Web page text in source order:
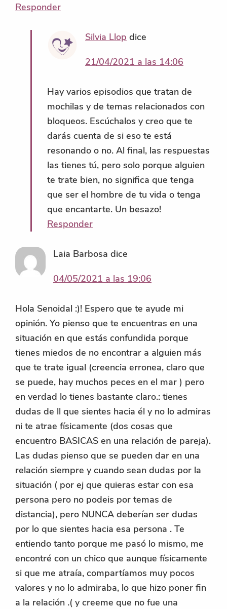
Responder
Silvia Llop dice
21/04/2021 a las 14:06
Hay varios episodios que tratan de
mochilas y de temas relacionados con
bloqueos. Escúchalos y creo que te
darás cuenta de si eso te está
resonando o no. Al final, las respuestas
las tienes tú, pero solo porque alguien
te trate bien, no significa que tenga
que ser el hombre de tu vida o tenga
que encantarte. Un besazo!
Responder
Laia Barbosa dice
04/05/2021 a las 19:06
Hola Senoidal :)! Espero que te ayude mi
opinión. Yo pienso que te encuentras en una
situación en que estás confundida porque
tienes miedos de no encontrar a alguien más
que te trate igual (creencia erronea, claro que
se puede, hay muchos peces en el mar ) pero
en verdad lo tienes bastante claro.: tienes
dudas de ll que sientes hacia él y no lo admiras
ni te atrae físicamente (dos cosas que
encuentro BASICAS en una relación de pareja).
Las dudas pienso que se pueden dar en una
relación siempre y cuando sean dudas por la
situación ( por ej que quieras estar con esa
persona pero no podeis por temas de
distancia), pero NUNCA deberían ser dudas
por lo que sientes hacia esa persona . Te
entiendo tanto porque me pasó lo mismo, me
encontré con un chico que aunque físicamente
si que me atraía, compartíamos muy pocos
valores y no lo admiraba, lo que hizo poner fin
a la relación .( y creeme que no fue una